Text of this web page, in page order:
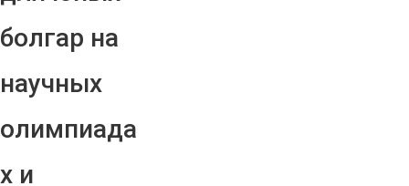
болгар на
научных
олимпиада
х и